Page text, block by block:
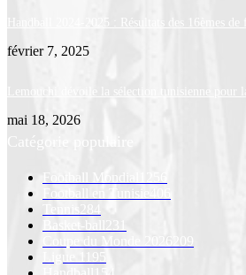
Handball 2024-2025 : Résultats des 16èmes
février 7, 2025
Lemouchi dévoile la sélection tunisienne pour
mai 18, 2026
Catégorie populaire
Football Mondial
Football en Tunisie
Basket-ball
Coupe du Monde 2026
195